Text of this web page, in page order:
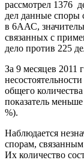
рассмотрел 1376
дел данные споры
в 6ААС,
связанных с
дело против 225
За 9 месяцев 2011
общего
показатель
%).
Наблюдается
спорам,
Их количество